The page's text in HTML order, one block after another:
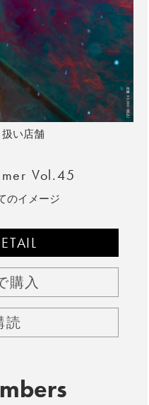
い店舗
Vol.45
のイメージ
購入
読